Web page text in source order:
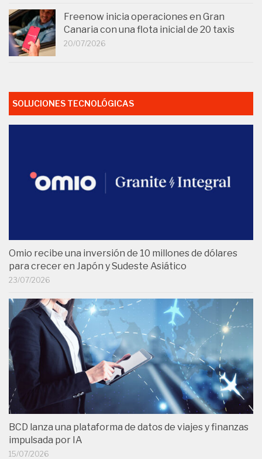
Freenow inicia operaciones en Gran
Canaria con una flota inicial de 20 taxis
20/07/2026
SOLUCIONES TECNOLÓGICAS
Omio recibe una inversión de 10 millones de dólares
para crecer en Japón y Sudeste Asiático
23/07/2026
BCD lanza una plataforma de datos de viajes y finanzas
impulsada por IA
15/07/2026